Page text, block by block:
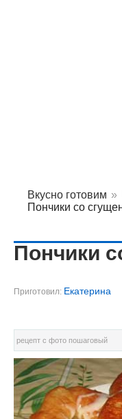
Вкусно готовим »
Пончики со
Пончики
Приготовил: Екатерина
рецепт с фото пошаговый